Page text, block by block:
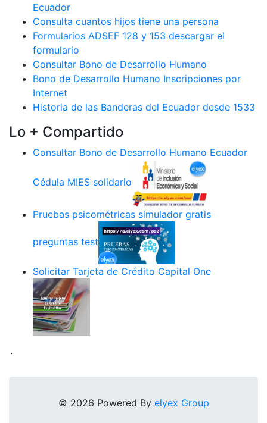
Ecuador
Consulta cuantos hijos tiene una persona
Formularios ADSEF 128 y 153 descargar el
formulario
Consultar Bono de Desarrollo Humano
Bono de Desarrollo Humano Inscripciones por
Internet
Historia de las Banderas del Ecuador desde 1533
Lo + Compartido
Consultar Bono de Desarrollo Humano Ecuador
Cédula MIES solidario
Pruebas psicométricas simulador gratis
preguntas test
Solicitar Tarjeta de Crédito Capital One
.
© 2026 Powered By elyex Group